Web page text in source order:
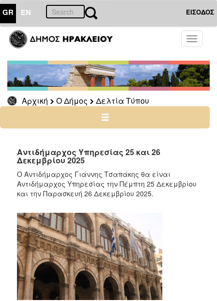
GR EN ΕΙΣΟΔΟΣ
Toggle
Αρχική Ο Δήμος Δελτία Τύπου
ΔΗΜΟΣ
Δελτία
Τύπου
Αρχείο
ΠΟΛΙΤΙΣΜΟΣ
ΑΝΘΕΚΤΙΚΗ
Αντιδήμαρχος Υπηρεσίας 25 και 26
Δεκεμβρίου 2025
Ο Αντιδήμαρχος Γιάννης Τσαπάκης θα είναι
Αντιδήμαρχος Υπηρεσίας την Πέμπτη 25 Δεκεμβρίου
και την Παρασκευή 26 Δεκεμβρίου 2025.